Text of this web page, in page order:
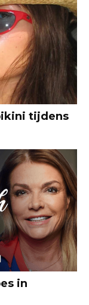
tijdens
in